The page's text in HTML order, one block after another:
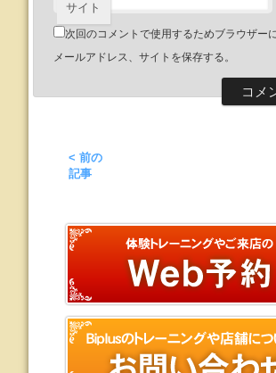
サイト
次回のコメントで使用するためブラウザー
メールアドレス、サイトを保存する。
< 前の
記事